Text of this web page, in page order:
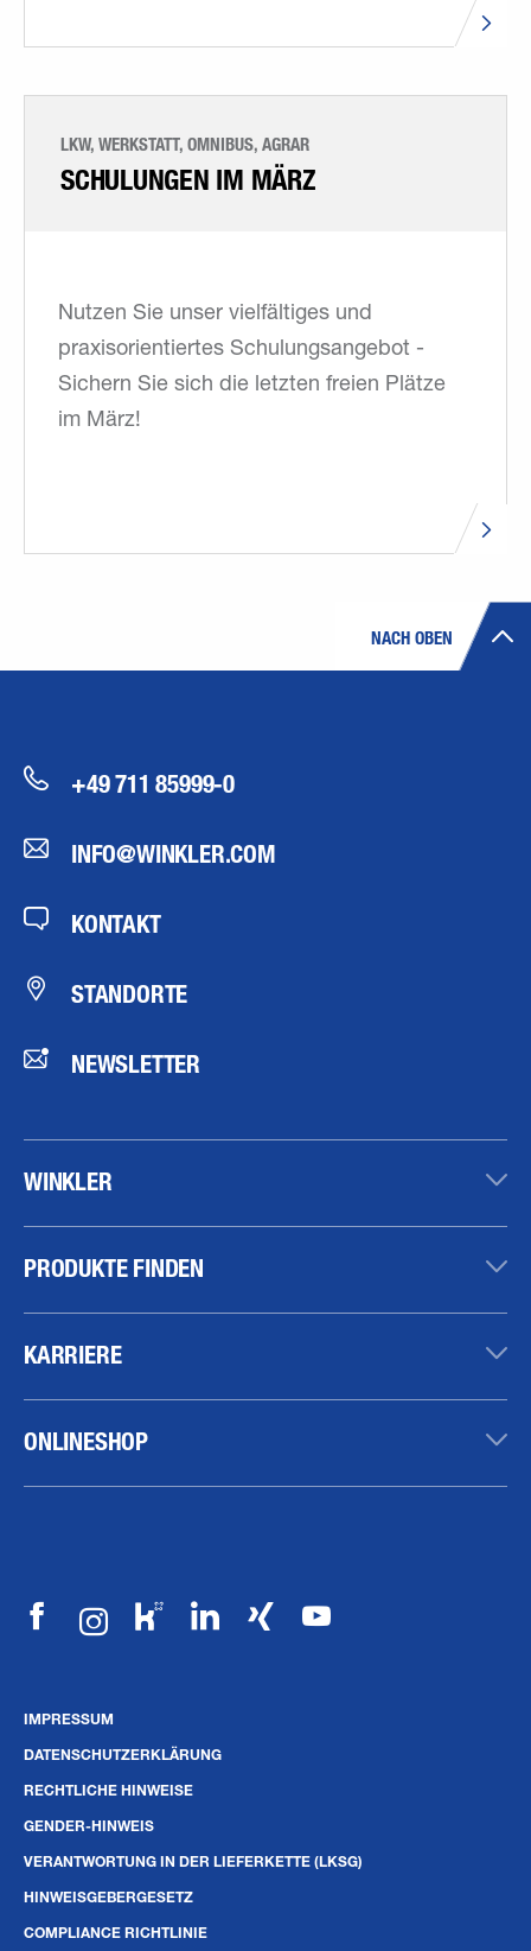
LKW, WERKSTATT, OMNIBUS, AGRAR
SCHULUNGEN IM MÄRZ
Nutzen Sie unser vielfältiges und
praxisorientiertes Schulungsangebot -
Sichern Sie sich die letzten freien Plätze
im März!
NACH OBEN
+49 711 85999-0
INFO@WINKLER.COM
KONTAKT
STANDORTE
NEWSLETTER
WINKLER
PRODUKTE FINDEN
KARRIERE
ONLINESHOP
IMPRESSUM
DATENSCHUTZERKLÄRUNG
RECHTLICHE HINWEISE
GENDER-HINWEIS
VERANTWORTUNG IN DER LIEFERKETTE (LKSG)
HINWEISGEBERGESETZ
COMPLIANCE RICHTLINIE